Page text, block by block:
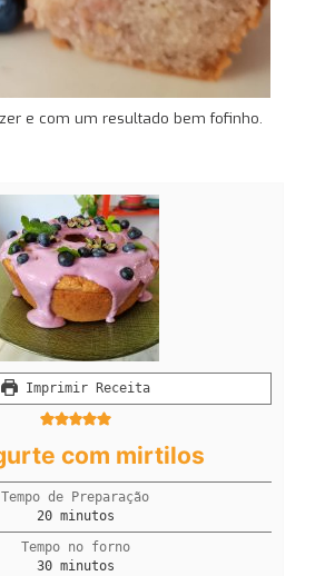
e com um resultado bem fofinho.
Imprimir Receita
com mirtilos
Tempo de Preparação
20minutos
minutos
Tempo no forno
30minutos
minutos